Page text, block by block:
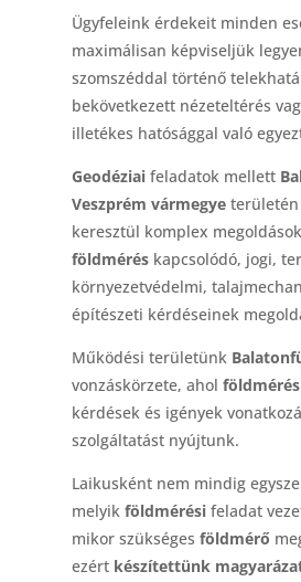
Ügyfeleink érdekeit minden
maximálisan képviseljük
szomszéddal történő
bekövetkezett nézeteltérés
illetékes hatósággal való
Geodéziaifeladatok mellett
Veszprém vármegyeterületén
keresztül komplex
földméréskapcsolódó, jogi,
környezetvédelmi,
építészeti kérdéseinek
Működési területünk
vonzáskörzete, ahol
kérdések és igények
szolgáltatást nyújtunk.
Laikusként nem mindig
melyik földmérésifeladat
mikor szükséges földmérő
ezért készítettünk